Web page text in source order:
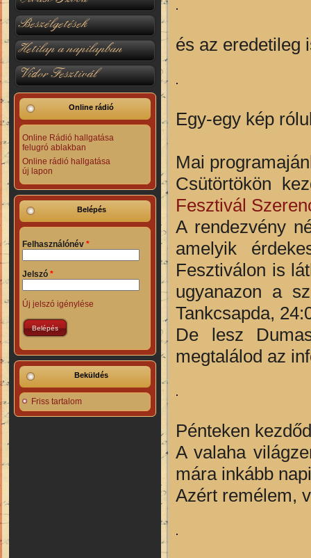
Beszélgetések
Hetilap a napilapban
Vidor Fesztivál
Online rádió
Online Rádió hallgatása
felugró ablakban
Online rádió hallgatása
új lapon
Belépés
Felhasználónév *
Jelszó *
Új jelszó igénylése
Beküldés
Friss tartalom
és az eredetileg
Egy-egy kép
Mai
Csütörtökön
Fesztivál
A rendezvény
amelyik
Fesztiválon is
ugyanazon a
Tankcsapda,
De lesz
megtalálod az
Pénteken
A valaha
mára inkább
Azért remélem,